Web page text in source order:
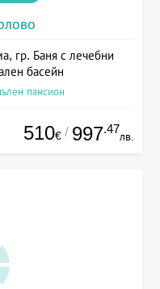
гр. Баня с лечебни
басейн
пансион
510€ / 997.47
лв.